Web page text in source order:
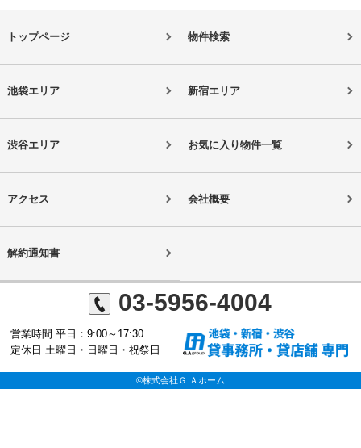
トップページ 物件検索
池袋エリア 新宿エリア
渋谷エリア お気に入り物件一覧
アクセス 会社概要
解約通知書
03-5956-4004
営業時間 平日：9:00～17:30
定休日 土曜日・日曜日・祝祭日
©株式会社Ｇ.Ａホーム